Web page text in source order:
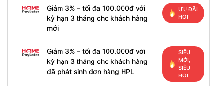
Giảm 3% – tối đa 100.000đ với
kỳ hạn 3 tháng cho khách hàng
mới
ƯU ĐÃI
HOT
Giảm 3% – tối đa 100.000đ với
kỳ hạn 3 tháng cho khách hàng
đã phát sinh đơn hàng HPL
SIÊU
MỚI,
SIÊU
HOT